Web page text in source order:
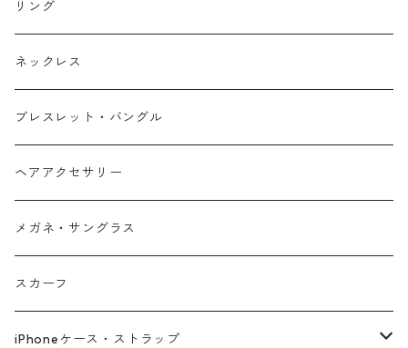
リング
ネックレス
ブレスレット・バングル
ヘアアクセサリー
メガネ・サングラス
スカーフ
iPhoneケース・ストラップ